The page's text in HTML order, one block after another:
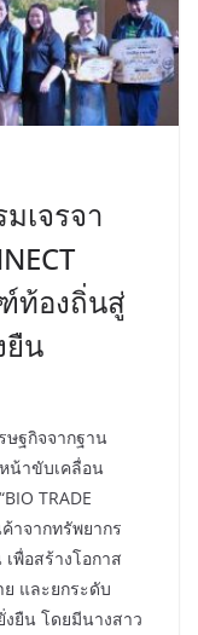
เจรจา
ท้องถิ่นสู่
ยืน
ฐกิจจากฐาน
น้าขับเคลื่อน
TRADE
าจากทรัพยากร
พื่อสร้างโอกาส
และยกระดับ
ยืน โดยมีนางสาว